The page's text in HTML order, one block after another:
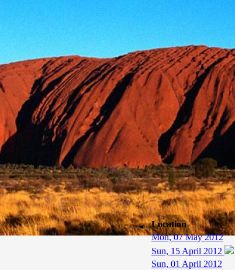
Location
Mon, 07 May 2012
Sun, 15 April 2012
Sun, 01 April 2012